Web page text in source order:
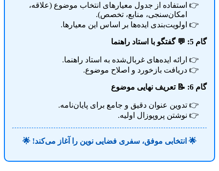
استفاده از جدول معیارهای انتخاب موضوع (علاقه،
امکان‌سنجی، منابع، تخصص).
اولویت‌بندی ایده‌ها بر اساس این معیارها.
گام 5: 💬 گفتگو با استاد راهنما
ارائه ایده‌های غربال‌شده به استاد راهنما.
دریافت بازخورد و اصلاح موضوع.
گام 6: 📝 تعریف نهایی موضوع
تدوین عنوان دقیق و جامع برای پایان‌نامه.
نوشتن پروپوزال اولیه.
🌟 انتخابی موفق، سفری فضایی نوین را آغاز می‌کند! 🌟